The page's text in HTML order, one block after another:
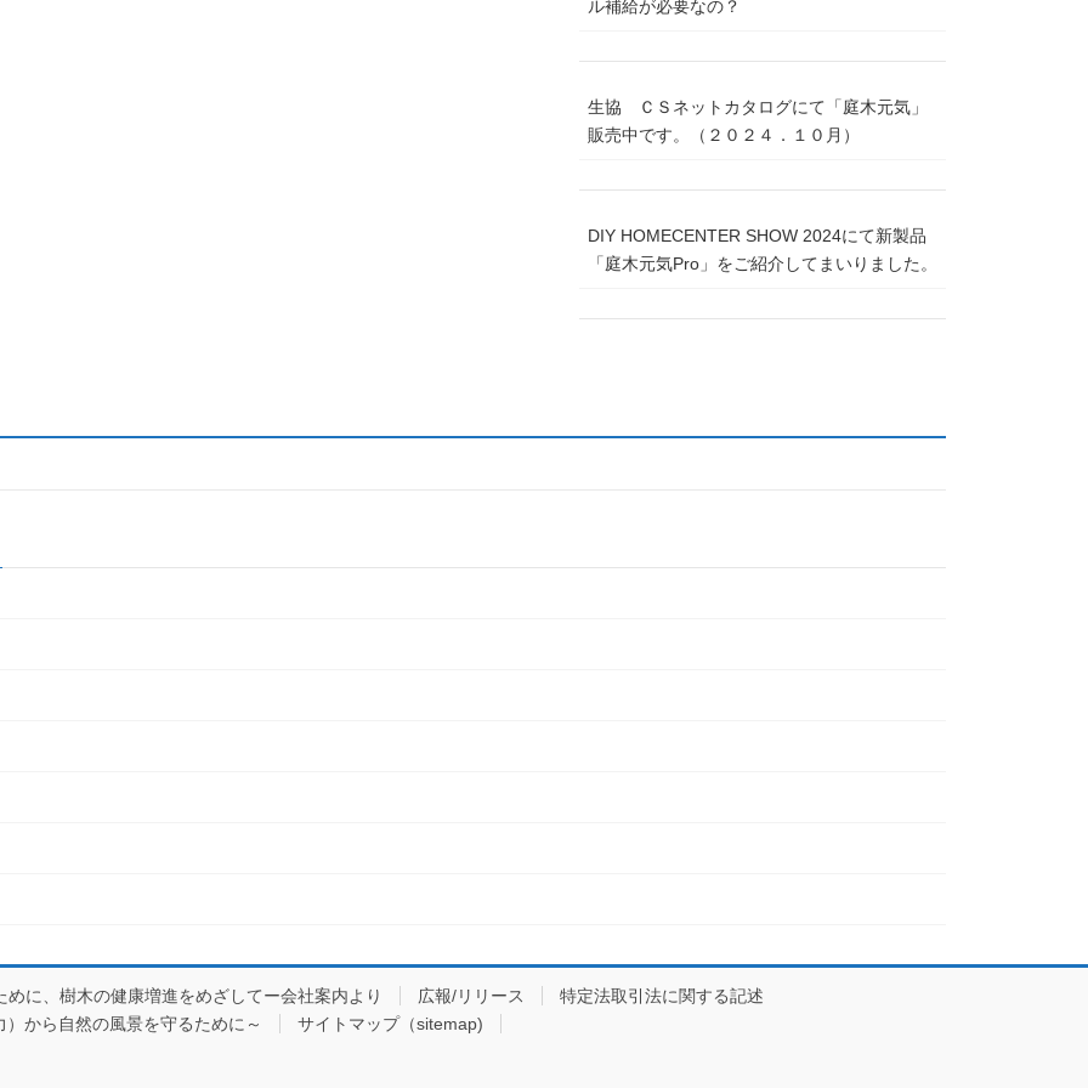
ル補給が必要なの？
生協 ＣＳネットカタログにて「庭木元気」
販売中です。（２０２４．１０月）
DIY HOMECENTER SHOW 2024にて新製品
「庭木元気Pro」をご紹介してまいりました。
めに、樹木の健康増進をめざしてー会社案内より 広報/リリース
特定法取引法に関する記述
から自然の風景を守るために～
サイトマップ（sitemap)